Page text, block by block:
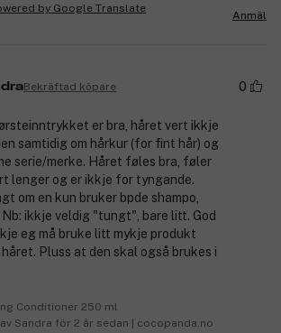
Anmäl
Bekräftad köpare 0
er bra, håret vert ikkje
samtidig om hårkur (for fint hår) og
serie/merke. Håret føles bra, føler
lenger og er ikkje for tyngande.
om en kun bruker bpde shampo,
ikkje veldig "tungt", bare litt. God
eg må bruke litt mykje produkt
Pluss at den skal også brukes i
Conditioner 250 ml
Sandra för 2 år sedan | cocopanda.no